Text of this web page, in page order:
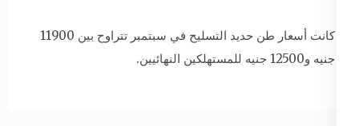
كانت أسعار طن حديد التسليح في سبتمبر تتراوح بين 11900
جنيه و12500 جنيه للمستهلكين النهائيين.